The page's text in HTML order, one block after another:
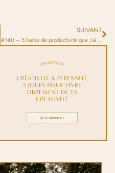
SUIVANT
#140 – 5 hacks de productivité que j’ai adoptés récemment